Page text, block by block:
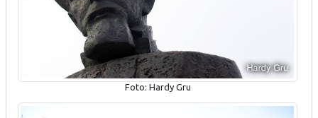
Foto: Hardy Gru